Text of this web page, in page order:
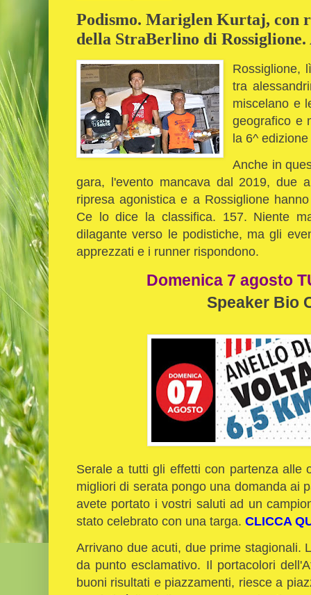
Podismo. Mariglen Kurtaj, con
della StraBerlino di
Rossiglione,
tra
miscelano e
geografico e
la 6^
Anche in
gara, l'evento mancava dal 2019, due
ripresa agonistica e a Rossiglione
Ce lo dice la classifica. 157. Niente
dilagante verso le podistiche, ma gli
apprezzati e i runner rispondono.
Domenica 7 agosto
Speaker Bio
Serale a tutti gli effetti con partenza alle
migliori di serata pongo una domanda ai
avete portato i vostri saluti ad un
stato celebrato con una targa. CLICCA
Arrivano due acuti, due prime stagionali.
da punto esclamativo. Il portacolori
buoni risultati e piazzamenti, riesce a